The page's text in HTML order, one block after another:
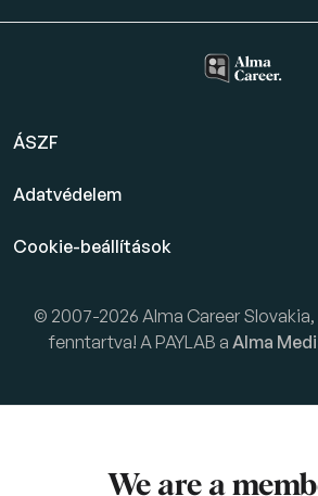
ÁSZF
Adatvédelem
Cookie-beállítások
© 2007-2026 Alma Career Slovakia,
fenntartva! A PAYLAB a Alma
We are a